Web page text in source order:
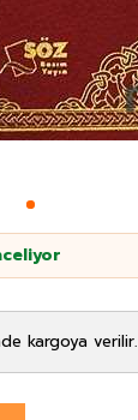
kargoya verilir.